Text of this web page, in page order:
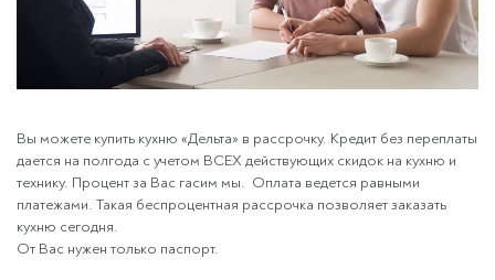
Вы можете купить кухню «Дельта» в рассрочку. Кредит без переплаты
дается на полгода с учетом ВСЕХ действующих скидок на кухню и
технику. Процент за Вас гасим мы. Оплата ведется равными
платежами. Такая беспроцентная рассрочка позволяет заказать
кухню сегодня.
От Вас нужен только паспорт.